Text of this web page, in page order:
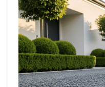
the
end
of
the
images
gallery